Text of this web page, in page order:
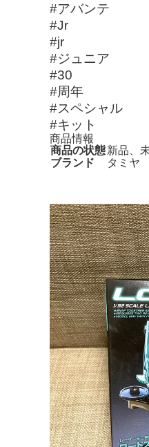
#アバンテ
#Jr
#jr
#ジュニア
#30
#周年
#スペシャル
#キット
商品情報
商品の状態新品、
ブランド
タミヤ